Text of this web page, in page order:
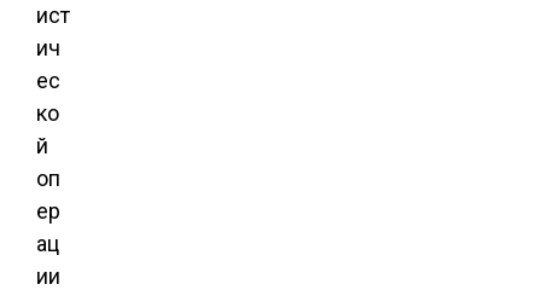
ист
ич
ес
ко
й
оп
ер
ац
ии